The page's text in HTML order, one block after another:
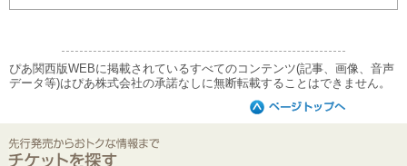
ぴあ関西版WEBに掲載されているすべてのコンテンツ(記事、画像、音声
データ等)はぴあ株式会社の承諾なしに無断転載することはできません。